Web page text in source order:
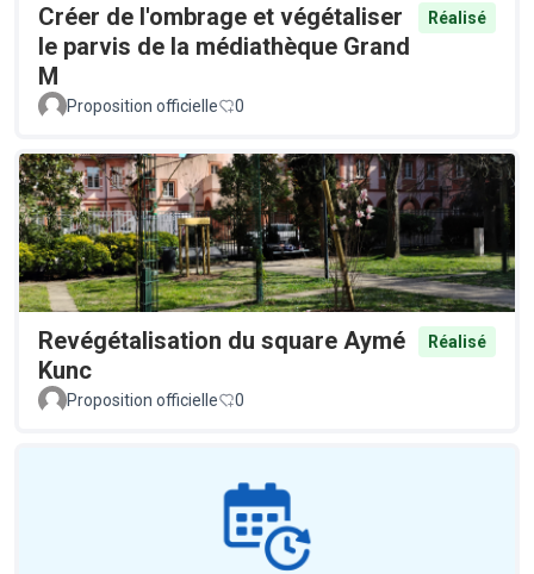
Créer de l'ombrage et végétaliser
le parvis de la médiathèque Grand
M
Réalisé
Proposition officielle 0
Revégétalisation du square Aymé
Kunc
Réalisé
Proposition officielle 0